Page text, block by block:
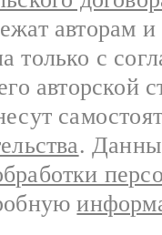
авторам
только с
авторской
.